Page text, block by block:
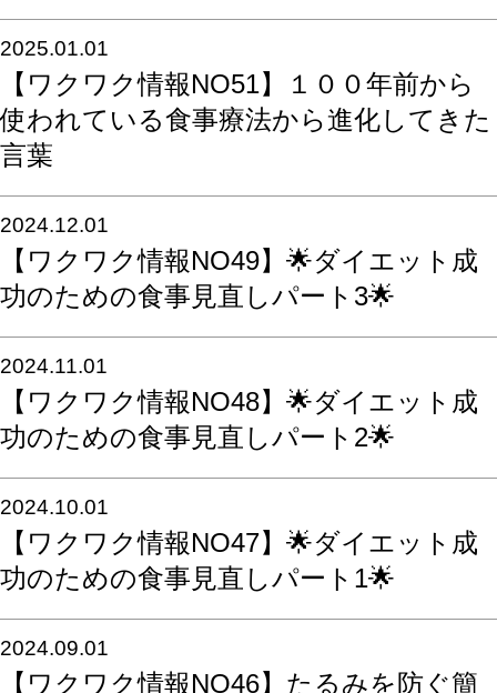
2025.01.01
【ワクワク情報NO51】１００年前から
使われている食事療法から進化してきた
言葉
2024.12.01
【ワクワク情報NO49】🌟ダイエット成
功のための食事見直しパート3🌟
2024.11.01
【ワクワク情報NO48】🌟ダイエット成
功のための食事見直しパート2🌟
2024.10.01
【ワクワク情報NO47】🌟ダイエット成
功のための食事見直しパート1🌟
2024.09.01
【ワクワク情報NO46】たるみを防ぐ簡